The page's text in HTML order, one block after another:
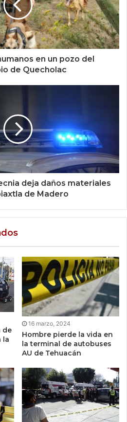
en un pozo del
de Quecholac
deja daños materiales
de Madero
de
la
16 marzo, 2024
Hombre pierde la vida en
la terminal de autobuses
AU de Tehuacán